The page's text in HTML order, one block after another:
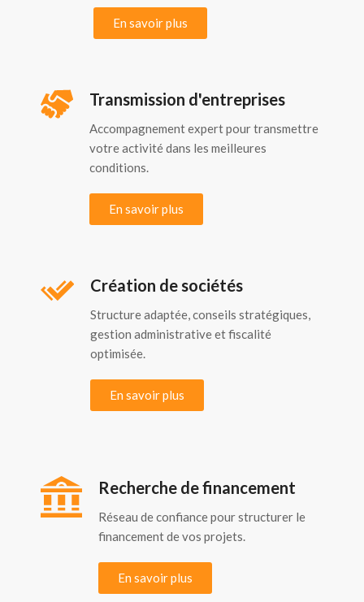
En savoir plus
Transmission d'entreprises
Accompagnement expert pour transmettre
votre activité dans les meilleures
conditions.
En savoir plus
Création de sociétés
Structure adaptée, conseils stratégiques,
gestion administrative et fiscalité
optimisée.
En savoir plus
Recherche de financement
Réseau de confiance pour structurer le
financement de vos projets.
En savoir plus